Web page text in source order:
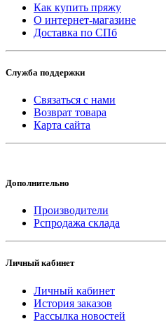
Как купить пряжу
О интернет-магазине
Доставка по СПб
Служба поддержки
Связаться с нами
Возврат товара
Карта сайта
Дополнительно
Производители
Рспродажа склада
Личный кабинет
Личный кабинет
История заказов
Рассылка новостей